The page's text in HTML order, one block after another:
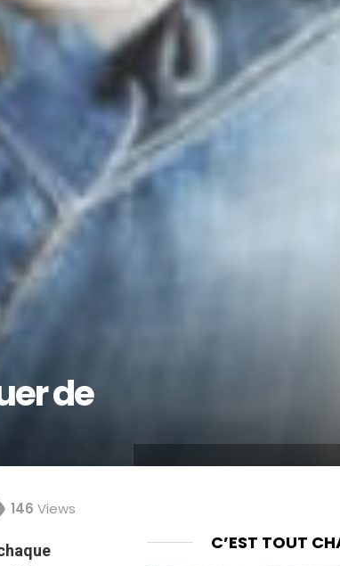
de
146 Views
C’EST TOUT